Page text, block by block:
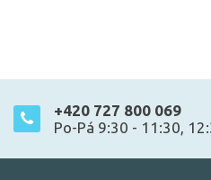
+420 727 800 069
Po-Pá 9:30 - 11:30,